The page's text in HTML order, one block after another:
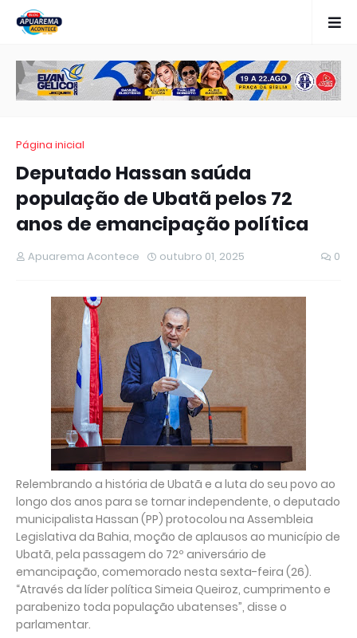
Página inicial
Deputado Hassan saúda
população de Ubatã pelos 72
anos de emancipação política
Apuarema Acontece outubro 01, 2025 0
Relembrando a história de Ubatã e a luta do seu povo ao
longo dos anos para se tornar independente, o deputado
municipalista Hassan (PP) protocolou na Assembleia
Legislativa da Bahia, moção de aplausos ao município de
Ubatã, pela passagem do 72º aniversário de
emancipação, comemorado nesta sexta-feira (26).
“Através da líder política Simeia Queiroz, cumprimento e
parabenizo toda população ubatenses”, disse o
parlamentar.